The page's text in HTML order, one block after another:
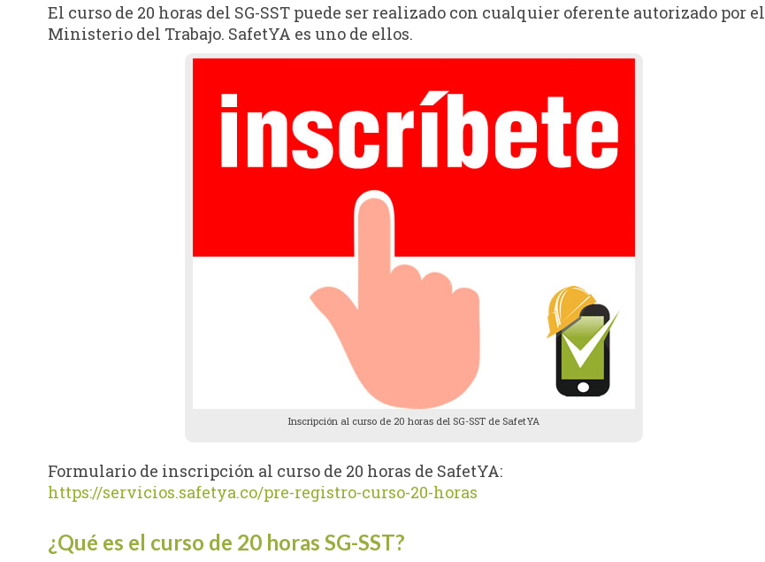
El curso de 20 horas del SG-SST puede ser realizado con cualquier oferente autorizado por el
Ministerio del Trabajo. SafetYA es uno de ellos.
Inscripción al curso de 20 horas del SG-SST de SafetYA
Formulario de inscripción al curso de 20 horas de SafetYA:
https://servicios.safetya.co/pre-registro-curso-20-horas
¿Qué es el curso de 20 horas SG-SST?